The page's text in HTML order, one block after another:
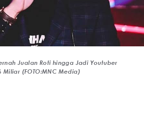
Jualan Roti hingga Jadi Youtuber
Miliar (FOTO:MNC Media)